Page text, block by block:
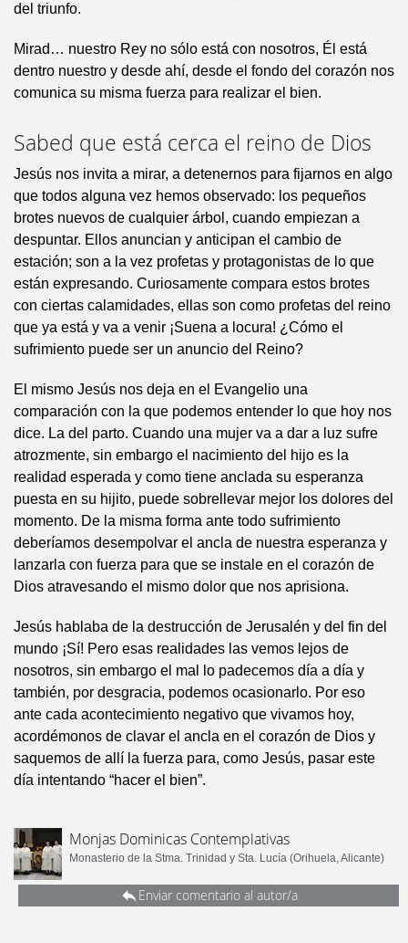
del triunfo.
Mirad… nuestro Rey no sólo está con nosotros, Él está
dentro nuestro y desde ahí, desde el fondo del corazón nos
comunica su misma fuerza para realizar el bien.
Sabed que está cerca el reino de Dios
Jesús nos invita a mirar, a detenernos para fijarnos en algo
que todos alguna vez hemos observado: los pequeños
brotes nuevos de cualquier árbol, cuando empiezan a
despuntar. Ellos anuncian y anticipan el cambio de
estación; son a la vez profetas y protagonistas de lo que
están expresando. Curiosamente compara estos brotes
con ciertas calamidades, ellas son como profetas del reino
que ya está y va a venir ¡Suena a locura! ¿Cómo el
sufrimiento puede ser un anuncio del Reino?
El mismo Jesús nos deja en el Evangelio una
comparación con la que podemos entender lo que hoy nos
dice. La del parto. Cuando una mujer va a dar a luz sufre
atrozmente, sin embargo el nacimiento del hijo es la
realidad esperada y como tiene anclada su esperanza
puesta en su hijito, puede sobrellevar mejor los dolores del
momento. De la misma forma ante todo sufrimiento
deberíamos desempolvar el ancla de nuestra esperanza y
lanzarla con fuerza para que se instale en el corazón de
Dios atravesando el mismo dolor que nos aprisiona.
Jesús hablaba de la destrucción de Jerusalén y del fin del
mundo ¡Sí! Pero esas realidades las vemos lejos de
nosotros, sin embargo el mal lo padecemos día a día y
también, por desgracia, podemos ocasionarlo. Por eso
ante cada acontecimiento negativo que vivamos hoy,
acordémonos de clavar el ancla en el corazón de Dios y
saquemos de allí la fuerza para, como Jesús, pasar este
día intentando “hacer el bien”.
Monjas Dominicas Contemplativas
Monasterio de la Stma. Trinidad y Sta. Lucía (Orihuela, Alicante)
Enviar comentario al autor/a